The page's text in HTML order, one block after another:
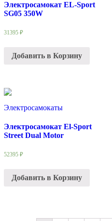
Электросамокат EL-Sport
SG05 350W
31395 ₽
Добавить в Корзину
Электросамокаты
Электросамокат El-Sport
Street Dual Motor
52395 ₽
Добавить в Корзину